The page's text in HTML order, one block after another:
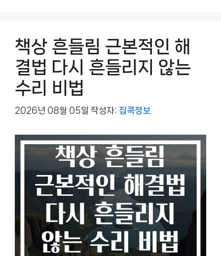
책상 흔들림 근본적인 해
결법 다시 흔들리지 않는
수리 비법
2026년 08월 05일 작성자: 집콕정보